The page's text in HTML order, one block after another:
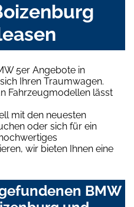
5er Angebote in
Ihren Traumwagen.
Fahrzeugmodellen lässt
mit den neuesten
oder sich für ein
wir bieten Ihnen eine
BMW